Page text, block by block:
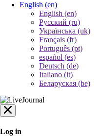
English (en)
English (en)
Русский (ru)
Українська (uk)
Français (fr)
Português (pt)
español (es)
Deutsch (de)
Italiano (it)
Беларуская (be)
Log in